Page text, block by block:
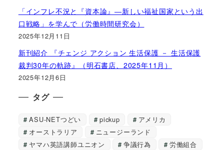
「インフレ不況と『資本論』―新しい福祉国家という出
口戦略」を学んで（労働時間研究会）
2025年12月11日
新刊紹介 『チェンジ アクション 生活保護 － 生活保護
裁判30年の軌跡』（明石書店、2025年11月）
2025年12月6日
タグ
ASU-NETつどい pickup
アメリカ
オーストラリア
ニュージーランド
ヤマハ英語講師ユニオン
争議行為
労働組合